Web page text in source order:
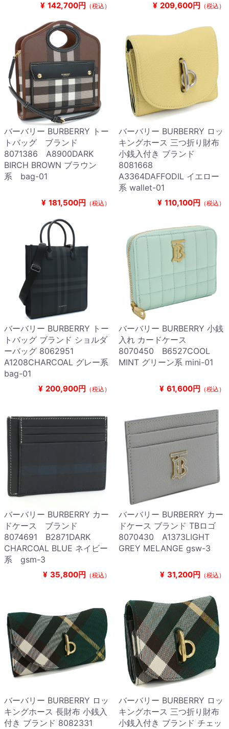
¥ 142,700円 （税込） ¥ 209,600円 （税込）
バーバリー BURBERRY トー
トバッグ ブランド
8071386 A8900DARK
BIRCH BROWN ブラウン
系 bag-01
¥ 181,500円 （税込）
バーバリー BURBERRY ロッ
キングホース 三つ折り財布
小銭入付き ブランド
8081668
A3364DAFFODIL イエロー
系 wallet-01
¥ 110,100円 （税込）
バーバリー BURBERRY トー
トバッグ ブランド ショルダ
ーバッグ 8062951
A1208CHARCOAL グレー系
bag-01
¥ 200,900円 （税込）
バーバリー BURBERRY 小銭
入れ カードケース
8070450 B6527COOL
MINT グリーン系 mini-01
¥ 61,600円 （税込）
バーバリー BURBERRY カー
ドケース ブランド
8074691 B2871DARK
CHARCOAL BLUE ネイビー
系 gsm-3
¥ 35,800円 （税込）
バーバリー BURBERRY カー
ドケース ブランド TBロゴ
8070430 A1373LIGHT
GREY MELANGE gsw-3
¥ 31,200円 （税込）
バーバリー BURBERRY ロッ
キングホース 長財布 小銭入
付き ブランド 8082331
バーバリー BURBERRY ロッ
キングホース 三つ折り財布
小銭入付き ブランド チェッ